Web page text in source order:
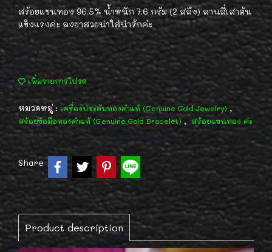
สร้อยแขนทอง 96.5% น้ำหนัก 7.6 กรัม (2 สลึง) ลานสี่เสาตัน
แข็งแรงค่ะ ลงยาสวยน่าใส่น่ารักค่ะ
เพิ่มรายการโปรด
หมวดหมู่ : เครื่องประดับทองคำแท้ (Genuine Gold Jewelry) ,
สร้อยข้อมือทองคำแท้ (Genuine Gold Bracelet) , สร้อยแขนทอง ค่ะ
Share
Product description